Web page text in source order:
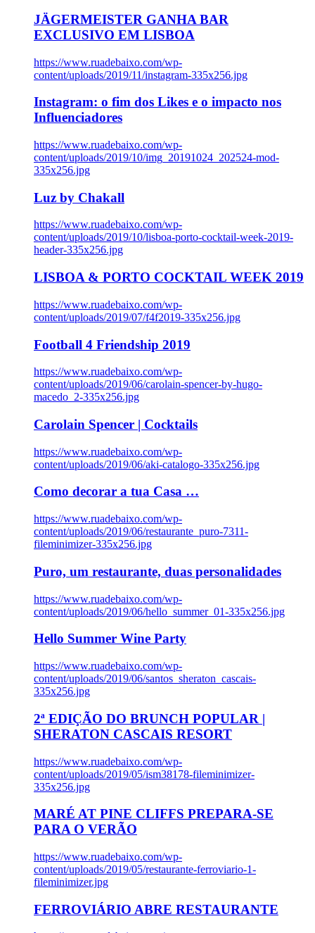
JÄGERMEISTER GANHA BAR
EXCLUSIVO EM LISBOA
https://www.ruadebaixo.com/wp-
content/uploads/2019/11/instagram-335x256.jpg
Instagram: o fim dos Likes e o impacto nos
Influenciadores
https://www.ruadebaixo.com/wp-
content/uploads/2019/10/img_20191024_202524-mod-
335x256.jpg
Luz by Chakall
https://www.ruadebaixo.com/wp-
content/uploads/2019/10/lisboa-porto-cocktail-week-2019-
header-335x256.jpg
LISBOA & PORTO COCKTAIL WEEK 2019
https://www.ruadebaixo.com/wp-
content/uploads/2019/07/f4f2019-335x256.jpg
Football 4 Friendship 2019
https://www.ruadebaixo.com/wp-
content/uploads/2019/06/carolain-spencer-by-hugo-
macedo_2-335x256.jpg
Carolain Spencer | Cocktails
https://www.ruadebaixo.com/wp-
content/uploads/2019/06/aki-catalogo-335x256.jpg
Como decorar a tua Casa …
https://www.ruadebaixo.com/wp-
content/uploads/2019/06/restaurante_puro-7311-
fileminimizer-335x256.jpg
Puro, um restaurante, duas personalidades
https://www.ruadebaixo.com/wp-
content/uploads/2019/06/hello_summer_01-335x256.jpg
Hello Summer Wine Party
https://www.ruadebaixo.com/wp-
content/uploads/2019/06/santos_sheraton_cascais-
335x256.jpg
2ª EDIÇÃO DO BRUNCH POPULAR |
SHERATON CASCAIS RESORT
https://www.ruadebaixo.com/wp-
content/uploads/2019/05/ism38178-fileminimizer-
335x256.jpg
MARÉ AT PINE CLIFFS PREPARA-SE
PARA O VERÃO
https://www.ruadebaixo.com/wp-
content/uploads/2019/05/restaurante-ferroviario-1-
fileminimizer.jpg
FERROVIÁRIO ABRE RESTAURANTE